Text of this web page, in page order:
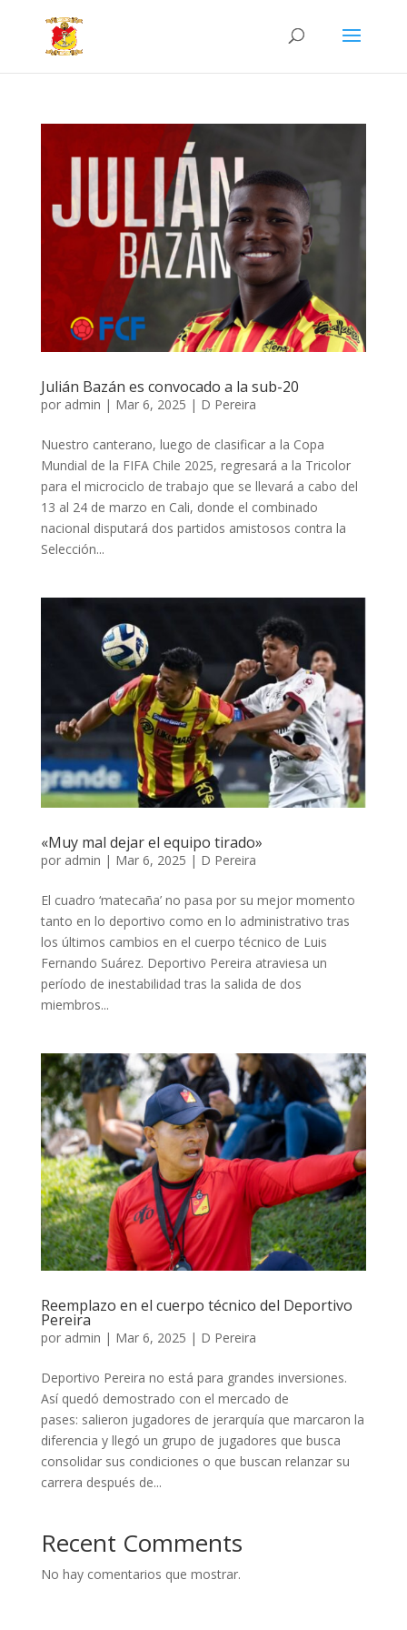
Julián Bazán es convocado a la sub-20
por admin | Mar 6, 2025 | D Pereira
Nuestro canterano, luego de clasificar a la Copa
Mundial de la FIFA Chile 2025, regresará a la Tricolor
para el microciclo de trabajo que se llevará a cabo del
13 al 24 de marzo en Cali, donde el combinado
nacional disputará dos partidos amistosos contra la
Selección...
«Muy mal dejar el equipo tirado»
por admin | Mar 6, 2025 | D Pereira
El cuadro ‘matecaña’ no pasa por su mejor momento
tanto en lo deportivo como en lo administrativo tras
los últimos cambios en el cuerpo técnico de Luis
Fernando Suárez. Deportivo Pereira atraviesa un
período de inestabilidad tras la salida de dos
miembros...
Reemplazo en el cuerpo técnico del Deportivo
Pereira
por admin | Mar 6, 2025 | D Pereira
Deportivo Pereira no está para grandes inversiones.
Así quedó demostrado con el mercado de
pases: salieron jugadores de jerarquía que marcaron la
diferencia y llegó un grupo de jugadores que busca
consolidar sus condiciones o que buscan relanzar su
carrera después de...
Recent Comments
No hay comentarios que mostrar.